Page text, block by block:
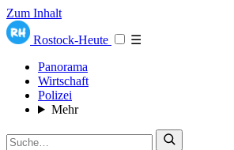
Zum Inhalt
Rostock-Heute
☰
Panorama
Wirtschaft
Polizei
Mehr